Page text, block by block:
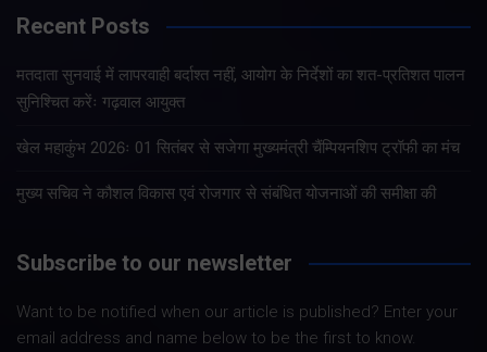
Recent Posts
मतदाता सुनवाई में लापरवाही बर्दाश्त नहीं, आयोग के निर्देशों का शत-प्रतिशत पालन
सुनिश्चित करेंः गढ़वाल आयुक्त
खेल महाकुंभ 2026ः 01 सितंबर से सजेगा मुख्यमंत्री चैंम्पियनशिप ट्रॉफी का मंच
मुख्य सचिव ने कौशल विकास एवं रोजगार से संबंधित योजनाओं की समीक्षा की
Subscribe to our newsletter
Want to be notified when our article is published? Enter your
email address and name below to be the first to know.